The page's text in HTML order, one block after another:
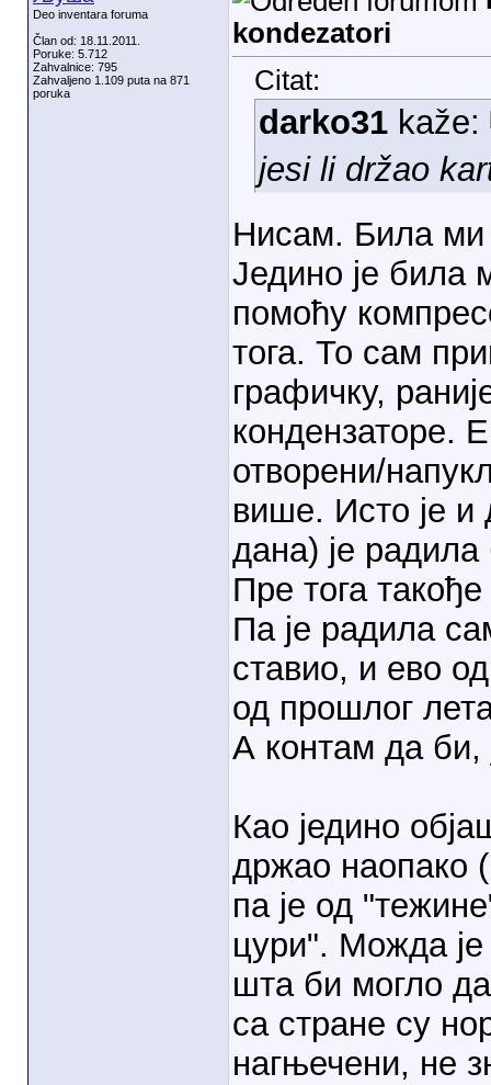
Deo inventara foruma
Član od: 18.11.2011.
Poruke: 5.712
Zahvalnice: 795
Zahvaljeno 1.109 puta na 871
poruka
kondezatori
Citat:
darko31kaže:
jesi li držao
Нисам. Била ми
Једино је била
помоћу
тога. То сам
графичку,
кондензаторе.
отворени/
више. Исто је
дана) је
Пре тога
Па је радила
ставио, и ево
од прошлог
А контам да би,
Као једино
држао наопако
па је од
цури". Можда
шта би могло
са стране су
нагњечени, не